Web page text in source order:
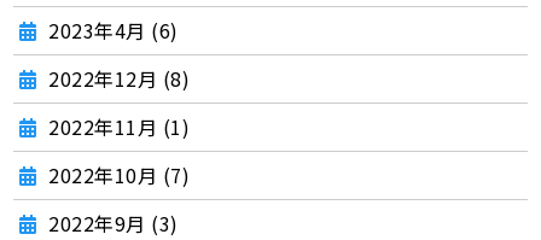
2023年4月 (6)
2022年12月 (8)
2022年11月 (1)
2022年10月 (7)
2022年9月 (3)